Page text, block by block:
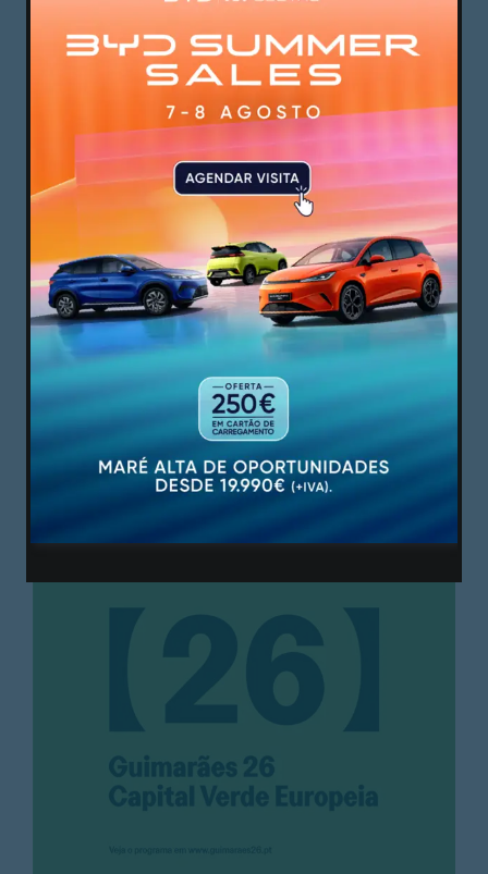
realizou, mas tem pela frente a receção ao
Besiktas, da Turquia, na quinta-feira. Os
bracarenses somam sete pontos e lideram o
grupo. Já o Vitória ainda não soma qualquer
ponto na competição.
Em contrapartida, o Vitória pode alargar a
vantagem para o rival minhoto para sete pontos
caso ganhe este domingo, dia 10 de novembro.
PUBLICIDADE
PUBLICIDADE